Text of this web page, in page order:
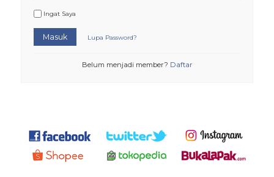
Ingat Saya
Masuk Lupa Password?
Belum menjadi member? Daftar